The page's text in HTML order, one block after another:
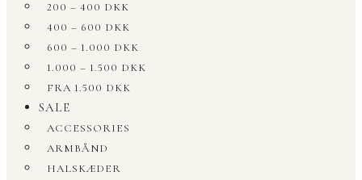
200 – 400 DKK
400 – 600 DKK
600 – 1.000 DKK
1.000 – 1.500 DKK
FRA 1.500 DKK
SALE
ACCESSORIES
ARMBÅND
HALSKÆDER